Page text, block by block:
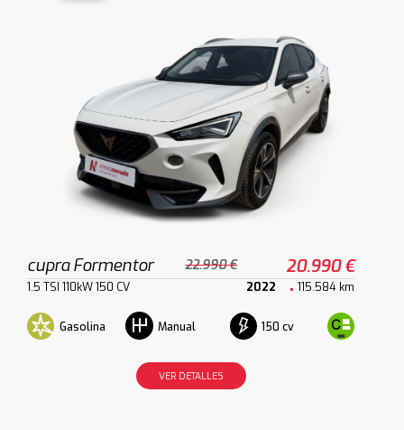
cupra Formentor 22.990 € 20.990 €
1.5 TSI 110kW 150 CV 2022 115.584 km
Gasolina Manual 150 cv
VER DETALLES